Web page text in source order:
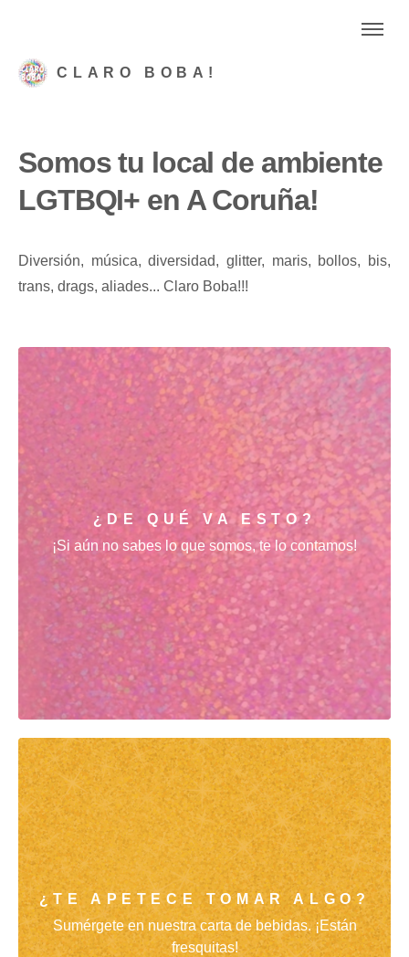
CLARO BOBA!
Somos tu local de ambiente
LGTBQI+ en A Coruña!
Diversión, música, diversidad, glitter, maris, bollos, bis,
trans, drags, aliades... Claro Boba!!!
¿DE QUÉ VA ESTO?
¡Si aún no sabes lo que somos, te lo contamos!
¿TE APETECE TOMAR ALGO?
Sumérgete en nuestra carta de bebidas. ¡Están
fresquitas!